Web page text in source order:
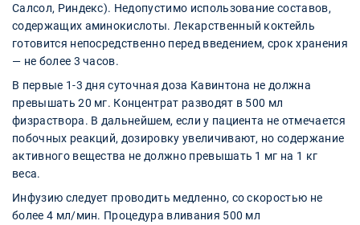
Салсол, Риндекс). Недопустимо использование составов,
содержащих аминокислоты. Лекарственный коктейль
готовится непосредственно перед введением, срок хранения
— не более 3 часов.
В первые 1-3 дня суточная доза Кавинтона не должна
превышать 20 мг. Концентрат разводят в 500 мл
физраствора. В дальнейшем, если у пациента не отмечается
побочных реакций, дозировку увеличивают, но содержание
активного вещества не должно превышать 1 мг на 1 кг
веса.
Инфузию следует проводить медленно, со скоростью не
более 4 мл/мин. Процедура вливания 500 мл